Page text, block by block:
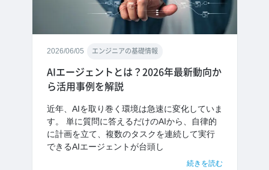
2026/06/05 エンジニアの基礎情報
AIエージェントとは？2026年最新動向か
ら活用事例を解説
近年、AIを取り巻く環境は急速に変化していま
す。 単に質問に答えるだけのAIから、自律的
に計画を立て、複数のタスクを連続して実行
できるAIエージェントが台頭し
続きを読む